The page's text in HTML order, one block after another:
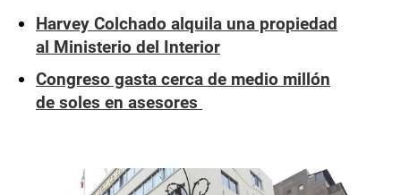
Harvey Colchado alquila una propiedad
al Ministerio del Interior
Congreso gasta cerca de medio millón
de soles en asesores